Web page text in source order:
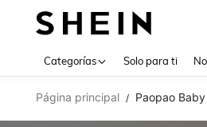
Categorías Solo para ti
Página principal / Paopao